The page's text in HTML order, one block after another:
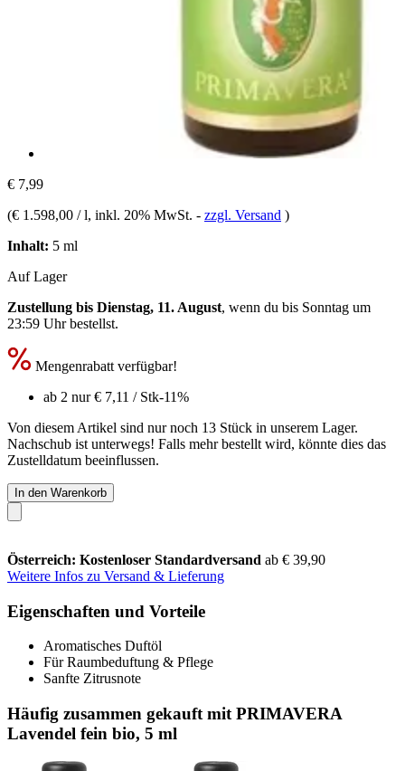
€ 7,99
(€ 1.598,00 / l, inkl. 20% MwSt. - zzgl. Versand )
Inhalt: 5 ml
Auf Lager
Zustellung bis Dienstag, 11. August, wenn du bis Sonntag um
23:59 Uhrbestellst.
Mengenrabatt verfügbar!
ab 2 nur€ 7,11 / Stk-11%
Von diesem Artikel sind nur noch 13 Stück in unserem Lager.
Nachschub ist unterwegs! Falls mehr bestellt wird, könnte dies das
Zustelldatum beeinflussen.
In den Warenkorb
Österreich: Kostenloser Standardversand ab € 39,90
Weitere Infos zu Versand & Lieferung
Eigenschaften und Vorteile
Aromatisches Duftöl
Für Raumbeduftung & Pflege
Sanfte Zitrusnote
Häufig zusammen gekauft mit PRIMAVERA
Lavendel fein bio, 5 ml